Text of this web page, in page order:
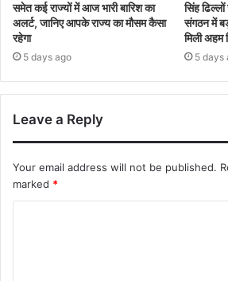
समेत कई राज्यों में आज भारी बारिश का
अलर्ट, जानिए आपके राज्य का मौसम कैसा
रहेगा
5 days ago
सिंह
संगठन में
मिली अहम
5 days
Leave a Reply
Your email address will not be published.
marked *